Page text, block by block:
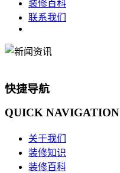
装修百科
联系我们
快捷导航
QUICK NAVIGATION
关于我们
装修知识
装修百科